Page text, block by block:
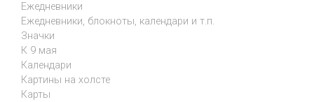
Ежедневники
Ежедневники, блокноты, календари и т.п.
Значки
К 9 мая
Календари
Картины на холсте
Карты